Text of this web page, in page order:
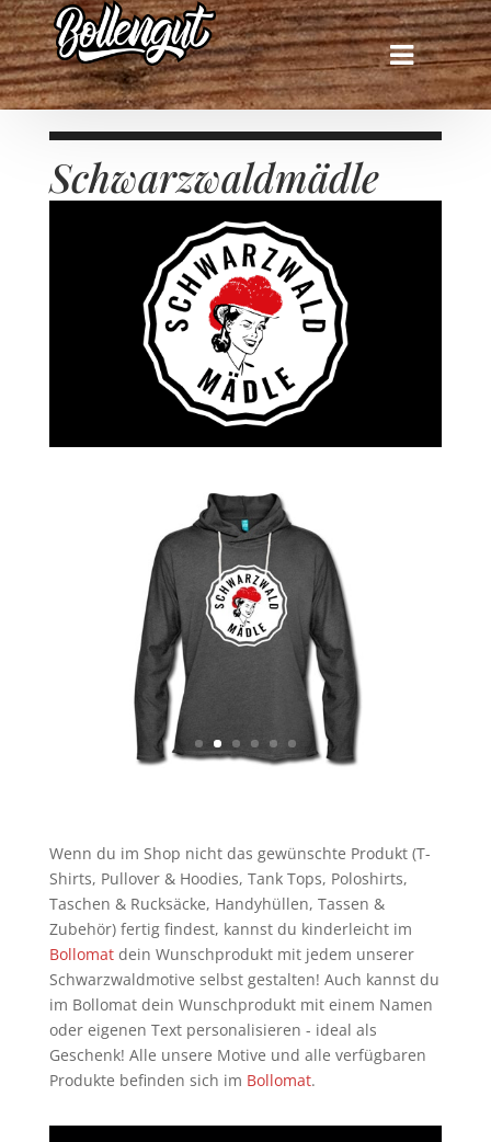
Schwarzwaldmädle
Wenn du im Shop nicht das gewünschte Produkt (T-
Shirts, Pullover & Hoodies, Tank Tops, Poloshirts,
Taschen & Rucksäcke, Handyhüllen, Tassen &
Zubehör) fertig findest, kannst du kinderleicht im
Bollomatdein Wunschprodukt mit jedem unserer
Schwarzwaldmotive selbst gestalten! Auch kannst du
im Bollomat dein Wunschprodukt mit einem Namen
oder eigenen Text personalisieren - ideal als
Geschenk! Alle unsere Motive und alle verfügbaren
Produkte befinden sich im Bollomat.